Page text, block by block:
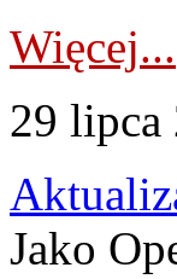
Więcej...
29 lipca
Jako